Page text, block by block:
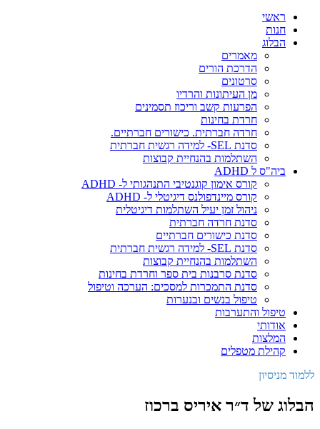
ראשי
חנות
הבלוג
מאמרים
הדרכת הורים
סרטונים
מן העיתונות והרדיו
הפרעות קשב וריכוז תסמינים
חרדת בחינות
חרדה חברתית. כישורים חברתיים.
סדנת SEL- למידה רגשית חברתית
השתלמות בהנחיית קבוצות
ביה"ס ל ADHD
קורס אימון קוגנטיבי התנהגותי ל- ADHD
קורס מיינדפולנס דיגיטלי ל- ADHD
ניהול זמן יעיל השתלמות דיגיטלית
סדנת חרדה חברתית
סדנת כישורים חברתיים
סדנת SEL- למידה רגשית חברתית
השתלמות בהנחיית קבוצות
סדנת סרבנות בית ספר וחרדת בחינות
סדנת התמכרות למסכים: הערכה וטיפול
טיפול בנשים ובנערות
טיפול והתערבות
אודותי
המלצות
קהילת מטפלים
ללמוד מניסיון
הבלוג של ד״ר איריס ברכוז